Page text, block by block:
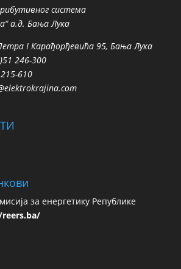
система
а.д. Бања Лука
I Карађорђевића 95, Бања Лука
246-300
610
за енергетику Републике